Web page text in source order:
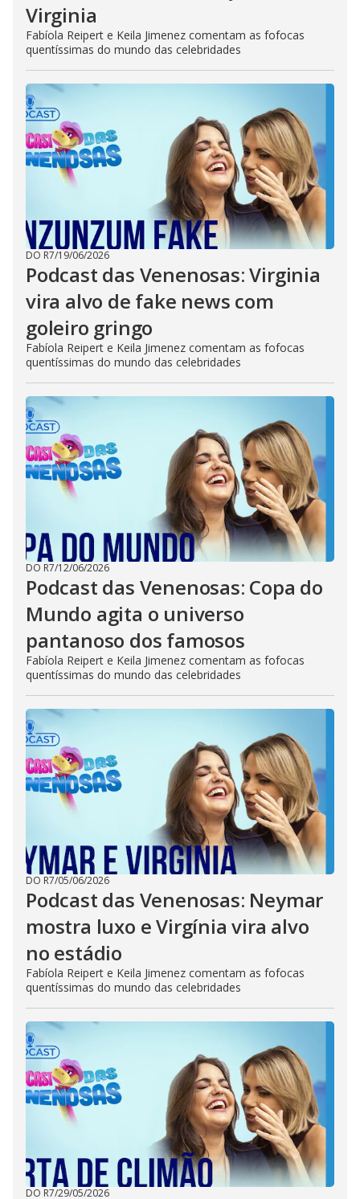
Virginia
Fabíola Reipert e Keila Jimenez comentam as fofocas
quentíssimas do mundo das celebridades
DO R7/19/06/2026
Podcast das Venenosas: Virginia
vira alvo de fake news com
goleiro gringo
Fabíola Reipert e Keila Jimenez comentam as fofocas
quentíssimas do mundo das celebridades
DO R7/12/06/2026
Podcast das Venenosas: Copa do
Mundo agita o universo
pantanoso dos famosos
Fabíola Reipert e Keila Jimenez comentam as fofocas
quentíssimas do mundo das celebridades
DO R7/05/06/2026
Podcast das Venenosas: Neymar
mostra luxo e Virgínia vira alvo
no estádio
Fabíola Reipert e Keila Jimenez comentam as fofocas
quentíssimas do mundo das celebridades
DO R7/29/05/2026